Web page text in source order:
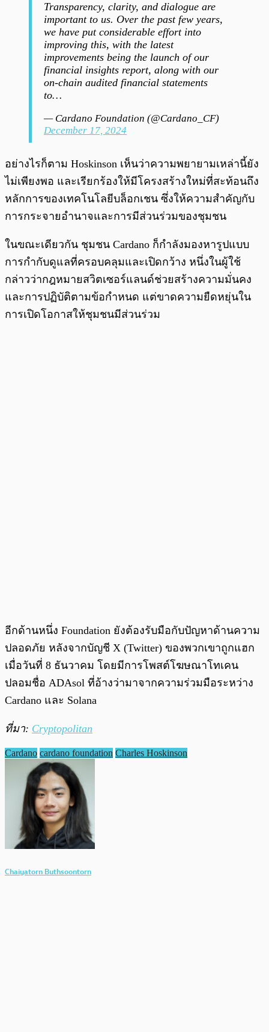
Transparency, clarity, and dialogue are
important to us. Over the past few years,
we have put considerable effort into
improving this, with the latest
improvements being the launch of our
financial insights report, along with our
on-chain audited financial statements
to…
— Cardano Foundation (@Cardano_CF)
December 17, 2024
อย่างไรก็ตาม Hoskinson เห็นว่าความพยายามเหล่านี้ยัง
ไม่เพียงพอ และเรียกร้องให้มีโครงสร้างใหม่ที่สะท้อนถึง
หลักการของเทคโนโลยีบล็อกเชน ซึ่งให้ความสำคัญกับ
การกระจายอำนาจและการมีส่วนร่วมของชุมชน
ในขณะเดียวกัน ชุมชน Cardano ก็กำลังมองหารูปแบบ
การกำกับดูแลที่ครอบคลุมและเปิดกว้าง หนึ่งในผู้ใช้
กล่าวว่ากฎหมายสวิตเซอร์แลนด์ช่วยสร้างความมั่นคง
และการปฏิบัติตามข้อกำหนด แต่ขาดความยืดหยุ่นใน
การเปิดโอกาสให้ชุมชนมีส่วนร่วม
อีกด้านหนึ่ง Foundation ยังต้องรับมือกับปัญหาด้านความ
ปลอดภัย หลังจากบัญชี X (Twitter) ของพวกเขาถูกแฮก
เมื่อวันที่ 8 ธันวาคม โดยมีการโพสต์โฆษณาโทเคน
ปลอมชื่อ ADAsol ที่อ้างว่ามาจากความร่วมมือระหว่าง
Cardano และ Solana
ที่มา: Cryptopolitan
Cardano cardano foundation Charles Hoskinson
Chaiyatorn Buthsoontorn